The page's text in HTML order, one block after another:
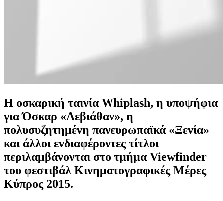
Η οσκαρική ταινία Whiplash, η υποψήφια
για Όσκαρ «Λεβιάθαν», η
πολυσυζητημένη πανευρωπαϊκά «Ξενία»
και άλλοι ενδιαφέροντες τίτλοι
περιλαμβάνονται στο τμήμα Viewfinder
του φεστιβάλ Κινηματογραφικές Μέρες
Κύπρος 2015.